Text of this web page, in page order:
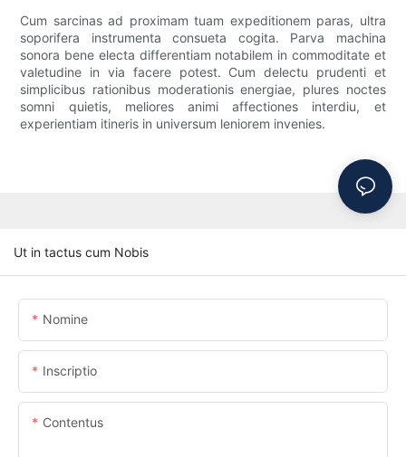
Cum sarcinas ad proximam tuam expeditionem paras, ultra
soporifera instrumenta consueta cogita. Parva machina
sonora bene electa differentiam notabilem in commoditate et
valetudine in via facere potest. Cum delectu prudenti et
simplicibus rationibus moderationis energiae, plures noctes
somni quietis, meliores animi affectiones interdiu, et
experientiam itineris in universum leniorem invenies.
Ut in tactus cum Nobis
Nomine
Inscriptio
Contentus